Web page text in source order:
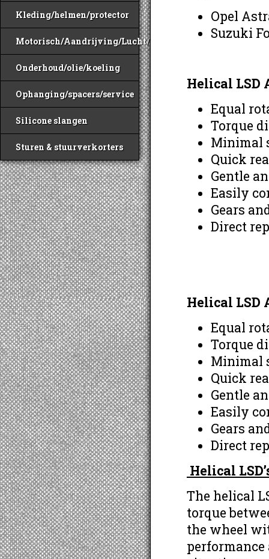
Kleding/helmen/protector
Motorisch/Aandrijving/Lucht/Benzine
Onderhoud/olie/koeling
Ophanging/spacers/service
Silicone slangen
Sturen & stuurverkorters
Opel
Suzuki
Helical LSD
Equal
Torque
Minimal
Quick
Gentle
Easily
Gears
Direct
Helical LSD
Equal
Torque
Minimal
Quick
Gentle
Easily
Gears
Direct
Helical
The helical
torque
the wheel